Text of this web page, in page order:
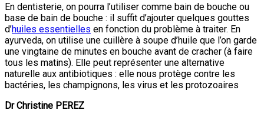
En dentisterie, on pourra l’utiliser comme bain de bouche ou
base de bain de bouche : il suffit d’ajouter quelques gouttes
d’huiles essentielles en fonction du problème à traiter. En
ayurveda, on utilise une cuillère à soupe d’huile que l’on garde
une vingtaine de minutes en bouche avant de cracher (à faire
tous les matins). Elle peut représenter une alternative
naturelle aux antibiotiques : elle nous protège contre les
bactéries, les champignons, les virus et les protozoaires
Dr Christine PEREZ